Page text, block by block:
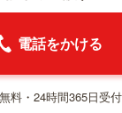
電話をかける
料・24時間365日受